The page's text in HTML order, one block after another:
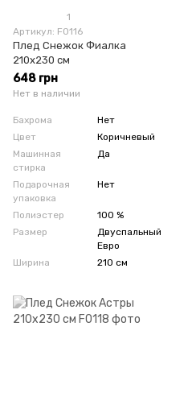
1
Артикул: F0116
Плед Снежок Фиалка
210х230 см
648 грн
Нет в наличии
Бахрома
Нет
Цвет
Коричневый
Машинная
стирка
Да
Подарочная
упаковка
Нет
Полиэстер
100 %
Размер
Двуспальный
Евро
Ширина
210 см